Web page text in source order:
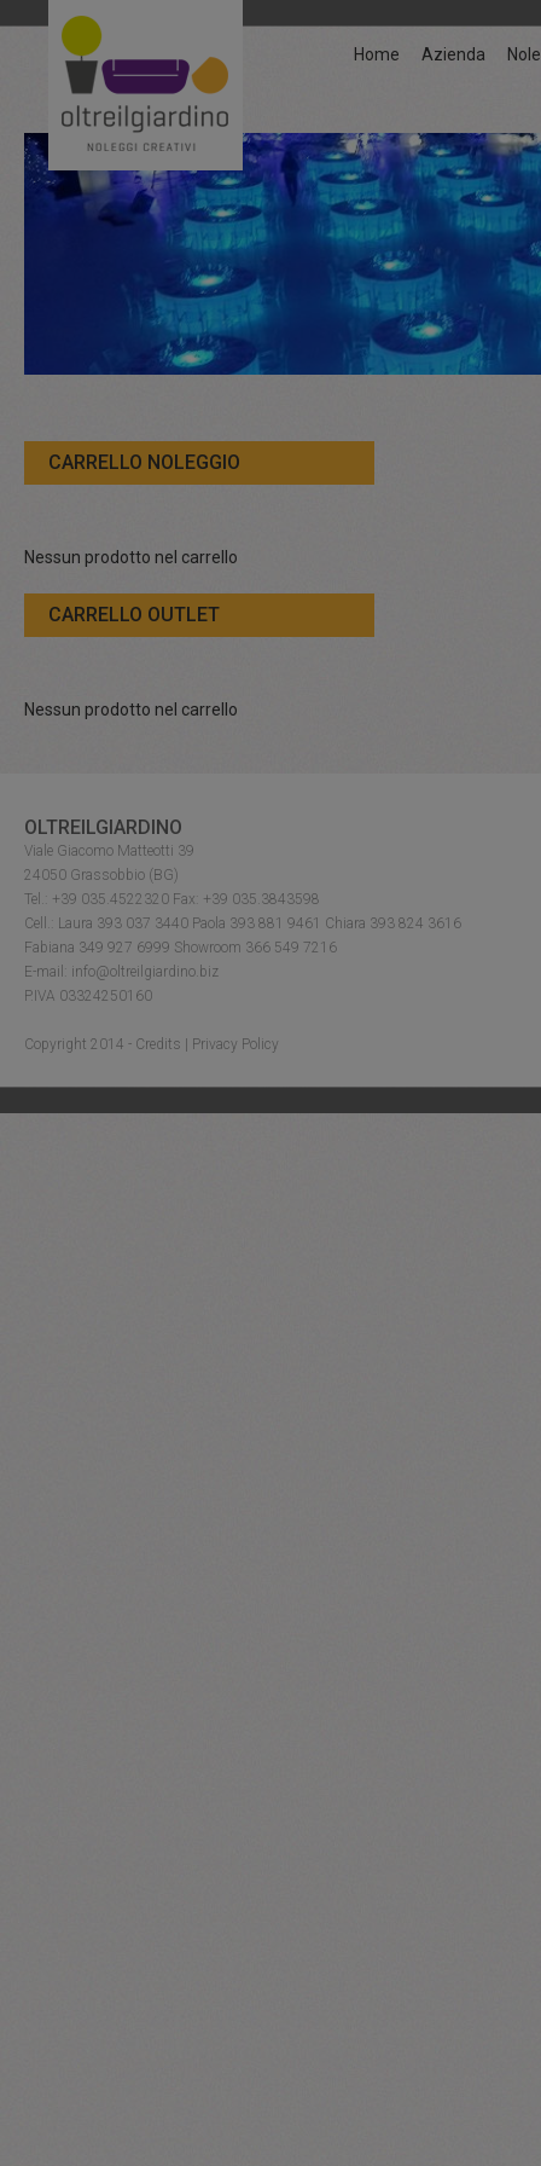
Home Azienda
CARRELLO NOLEGGIO
Nessun prodotto nel carrello
CARRELLO OUTLET
Nessun prodotto nel carrello
OLTREILGIARDINO
Viale Giacomo Matteotti 39
24050 Grassobbio (BG)
Tel.: +39 035.4522320 Fax: +39 035.3843598
Cell.: Laura 393 037 3440 Paola 393 881 9461 Chiara 393 824 3616
Fabiana 349 927 6999 Showroom 366 549 7216
E-mail: info@oltreilgiardino.biz
P.IVA 03324250160
Copyright 2014 - Credits Privacy Policy